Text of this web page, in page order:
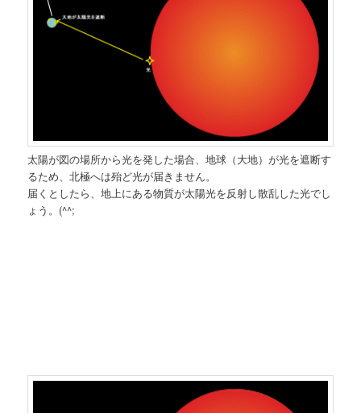
太陽が図の場所から光を発した場合、地球（大地）が光を遮断す
るため、北極へは殆ど光が届きません。
届くとしたら、地上にある物質が太陽光を反射し散乱した光でし
ょう。(^^;